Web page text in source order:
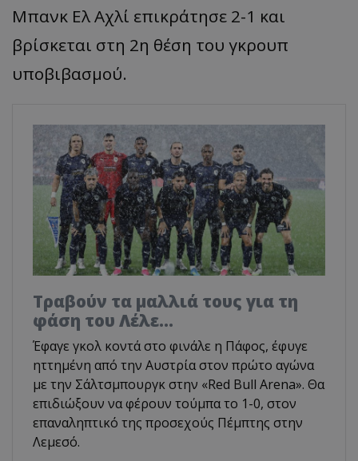
Μπανκ Ελ Αχλί επικράτησε 2-1 και
βρίσκεται στη 2η θέση του γκρουπ
υποβιβασμού.
Τραβούν τα μαλλιά τους για τη
φάση του Λέλε…
Έφαγε γκολ κοντά στο φινάλε η Πάφος, έφυγε
ηττημένη από την Αυστρία στον πρώτο αγώνα
με την Σάλτσμπουργκ στην «Red Bull Arena». Θα
επιδιώξουν να φέρουν τούμπα το 1-0, στον
επαναληπτικό της προσεχούς Πέμπτης στην
Λεμεσό.